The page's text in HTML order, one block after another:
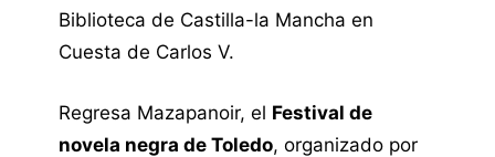
Biblioteca de Castilla-la Mancha en
Cuesta de Carlos V.
Regresa Mazapanoir, el Festival de
novela negra de Toledo, organizado por